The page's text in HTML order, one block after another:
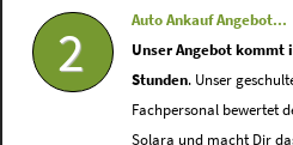
2
Auto Ankauf Angebot...
Unser Angebot kommt
Stunden. Unser
Fachpersonal bewertet
Solara und macht Dir